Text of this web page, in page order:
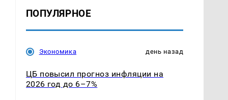
ПОПУЛЯРНОЕ
Экономика день назад
ЦБ повысил прогноз инфляции на
2026 год до 6–7%